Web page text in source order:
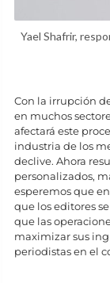
Yael Shafrir,
Con la irrupción
en muchos
afectará este
industria de los
declive. Ahora
personalizados,
esperemos que
que los editores
que las
maximizar sus
periodistas en el